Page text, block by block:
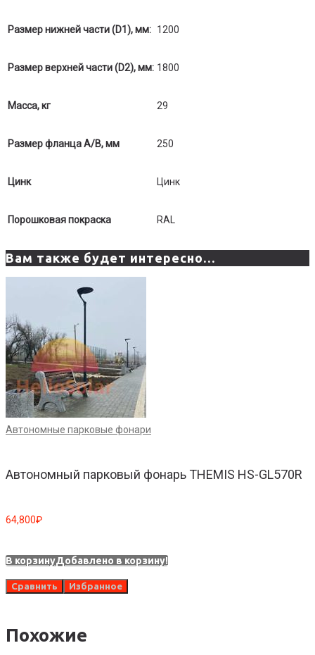
Размер нижней части (D1), мм: 1200
Размер верхней части (D2), мм: 1800
Масса, кг 29
Размер фланца А/B, мм 250
Цинк Цинк
Порошковая покраска RAL
Вам также будет интересно…
Автономные парковые фонари
Автономный парковый фонарь THEMIS HS-GL570R
64,800₽
В корзинуДобавлено в корзину!
Сравнить Избранное
Похожие